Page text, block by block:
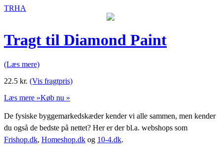
TRHA
Tragt til Diamond Paint
(Læs mere)
22.5 kr. (Vis fragtpris)
Læs mere »Køb nu »
De fysiske byggemarkedskæder kender vi alle sammen, men kender
du også de bedste på nettet? Her er der bl.a. webshops som
Frishop.dk, Homeshop.dk og 10-4.dk.